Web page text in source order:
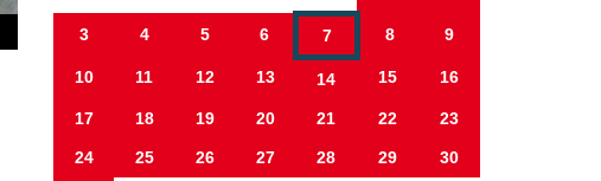
3 4 5 6 7 8 9
10 11 12 13 14 15 16
17 18 19 20 21 22 23
24 25 26 27 28 29 30